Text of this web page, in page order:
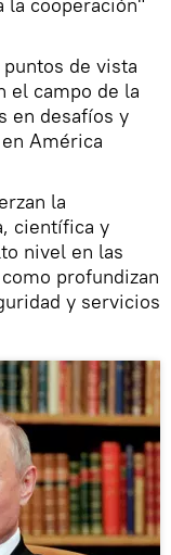
de vista
el campo de la
en desafíos y
América
la
científica y
nivel en las
profundizan
y servicios